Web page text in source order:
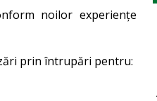
noilor experiențe
prin întrupări pentru: